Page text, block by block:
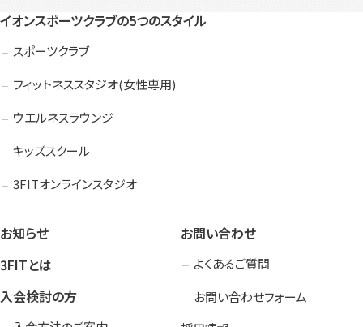
イオンスポーツクラブの5つのスタイル
スポーツクラブ
フィットネススタジオ(女性専用)
ウエルネスラウンジ
キッズスクール
3FITオンラインスタジオ
お知らせ
3FITとは
入会検討の方
お問い合わせ
よくあるご質問
お問い合わせフォーム